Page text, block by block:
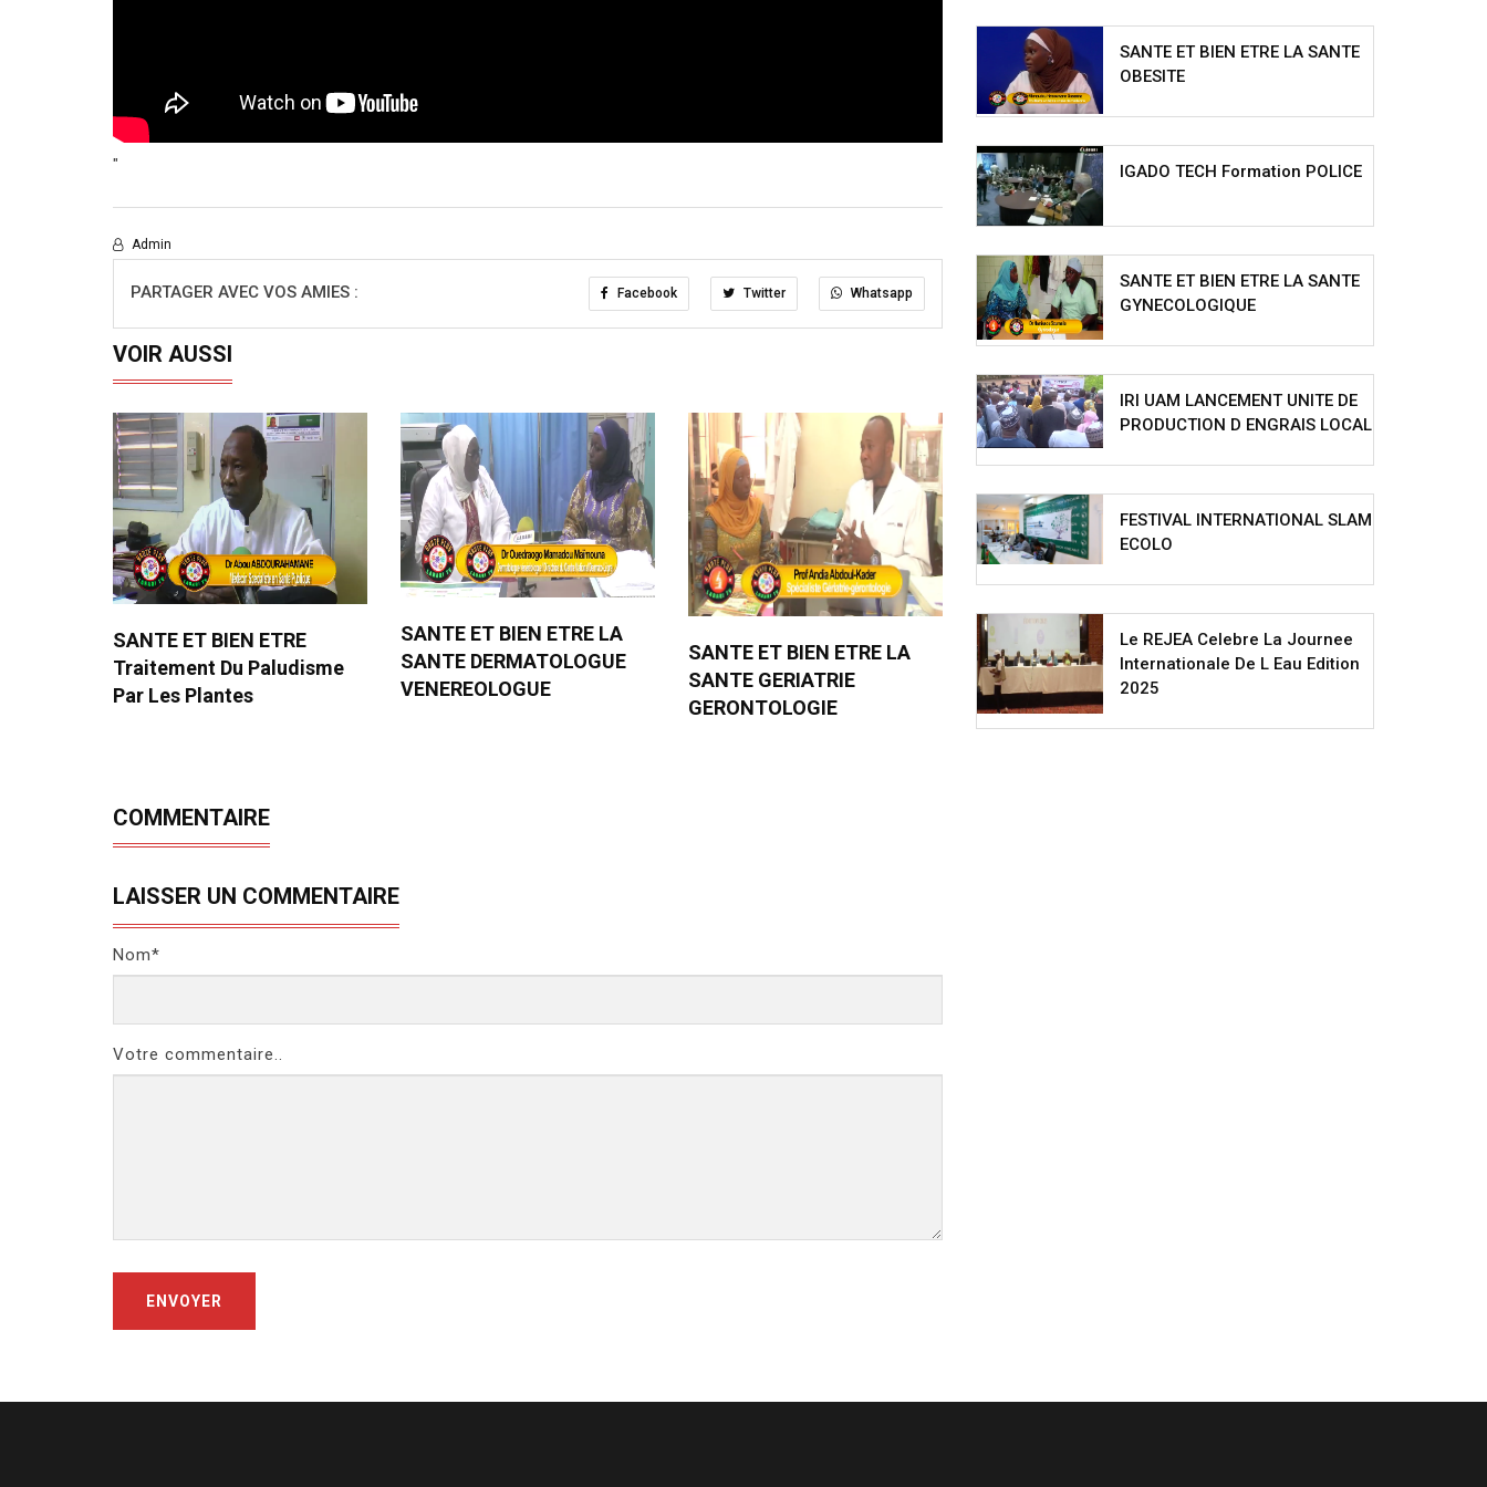
"
Admin
PARTAGER AVEC VOS AMIES : Facebook Twitter Whatsapp
VOIR AUSSI
SANTE ET BIEN ETRE
Traitement Du Paludisme
Par Les Plantes
SANTE ET BIEN ETRE LA
SANTE DERMATOLOGUE
VENEREOLOGUE
SANTE ET BIEN ETRE LA
SANTE GERIATRIE
GERONTOLOGIE
COMMENTAIRE
LAISSER UN COMMENTAIRE
Nom*
Votre commentaire..
ENVOYER
SANTE ET BIEN ETRE LA SANTE
OBESITE
IGADO TECH Formation POLICE
SANTE ET BIEN ETRE LA SANTE
GYNECOLOGIQUE
IRI UAM LANCEMENT UNITE DE
PRODUCTION D ENGRAIS LOCAL
FESTIVAL INTERNATIONAL SLAM
ECOLO
Le REJEA Celebre La Journee
Internationale De L Eau Edition
2025